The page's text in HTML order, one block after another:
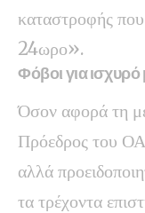
καταστροφής
24ωρο».
Φόβοι για
Όσον αφορά τη
Πρόεδρος του
αλλά
τα τρέχοντα